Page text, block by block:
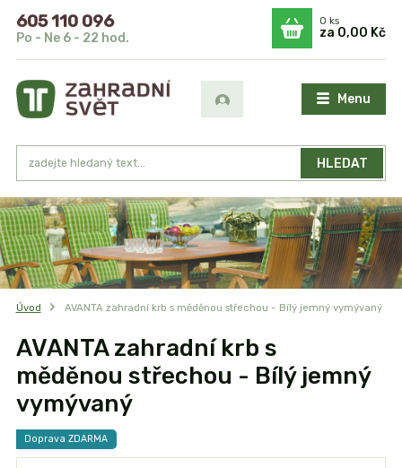
Menu
HLEDAT
605 110 096
Po - Ne 6 - 22 hod.
0ks
za 0,00 Kč
Úvod AVANTA zahradní krb s měděnou střechou - Bílý jemný vymývaný
AVANTA zahradní krb s
měděnou střechou - Bílý jemný
vymývaný
Doprava ZDARMA